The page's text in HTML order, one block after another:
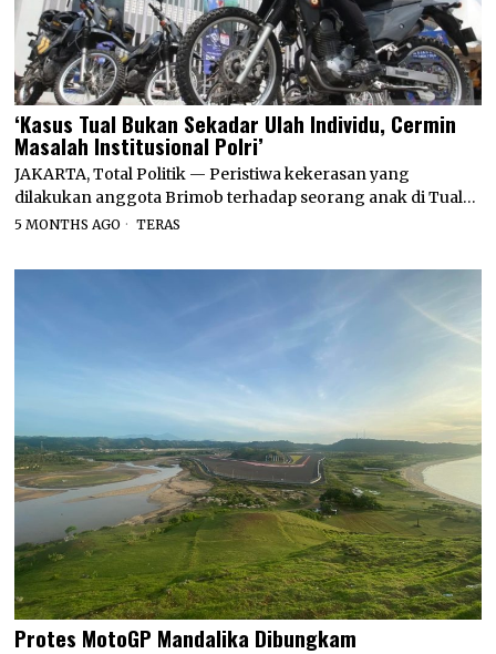
‘Kasus Tual Bukan Sekadar Ulah Individu, Cermin
Masalah Institusional Polri’
JAKARTA, Total Politik — Peristiwa kekerasan yang
dilakukan anggota Brimob terhadap seorang anak di Tual…
5 MONTHS AGO TERAS
Protes MotoGP Mandalika Dibungkam